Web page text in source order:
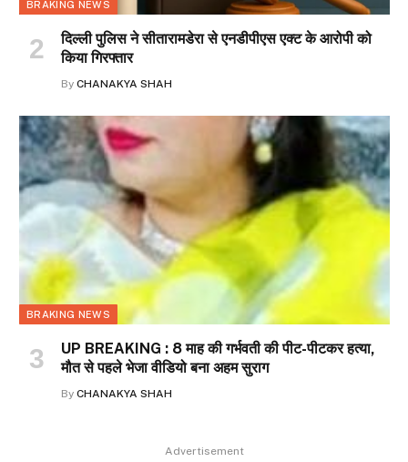
BRAKING NEWS
दिल्ली पुलिस ने सीतारामडेरा से एनडीपीएस एक्ट के आरोपी को
किया गिरफ्तार
By CHANAKYA SHAH
BRAKING NEWS
UP BREAKING : 8 माह की गर्भवती की पीट-पीटकर हत्या,
मौत से पहले भेजा वीडियो बना अहम सुराग
By CHANAKYA SHAH
Advertisement